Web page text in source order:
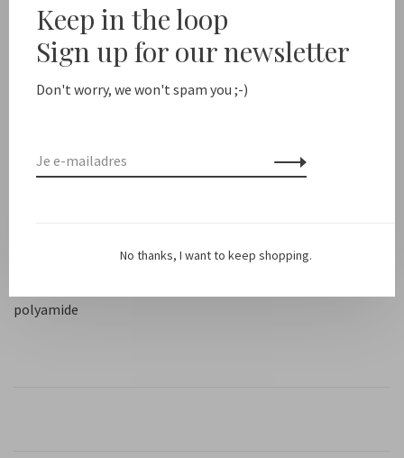
Deel dit product: Facebook Twitter Pinterest
polyamide
Keep in the loop
Sign up for our newsletter
Don't worry, we won't spam you ;-)
No thanks, I want to keep shopping.